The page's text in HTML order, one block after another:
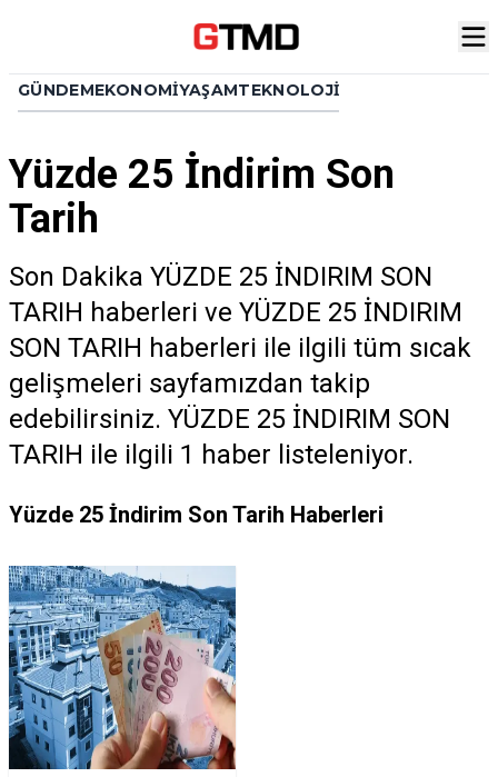
GÜNDEMEKONOMIYAŞAMTEKNOLOJI
Yüzde 25 İndirim Son
Tarih
Son Dakika YÜZDE 25 İNDIRIM SON
TARIH haberleri ve YÜZDE 25 İNDIRIM
SON TARIH haberleri ile ilgili tüm sıcak
gelişmeleri sayfamızdan takip
edebilirsiniz. YÜZDE 25 İNDIRIM SON
TARIH ile ilgili 1 haber listeleniyor.
Yüzde 25 İndirim Son Tarih Haberleri